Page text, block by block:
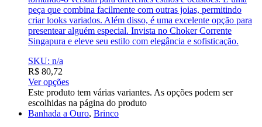
peça que combina facilmente com outras joias, permitindo
criar looks variados. Além disso, é uma excelente opção para
presentear alguém especial. Invista no Choker Corrente
Singapura e eleve seu estilo com elegância e sofisticação.
SKU: n/a
R$ 80,72
Ver opções
Este produto tem várias variantes. As opções podem ser
escolhidas na página do produto
Banhada a Ouro, Brinco